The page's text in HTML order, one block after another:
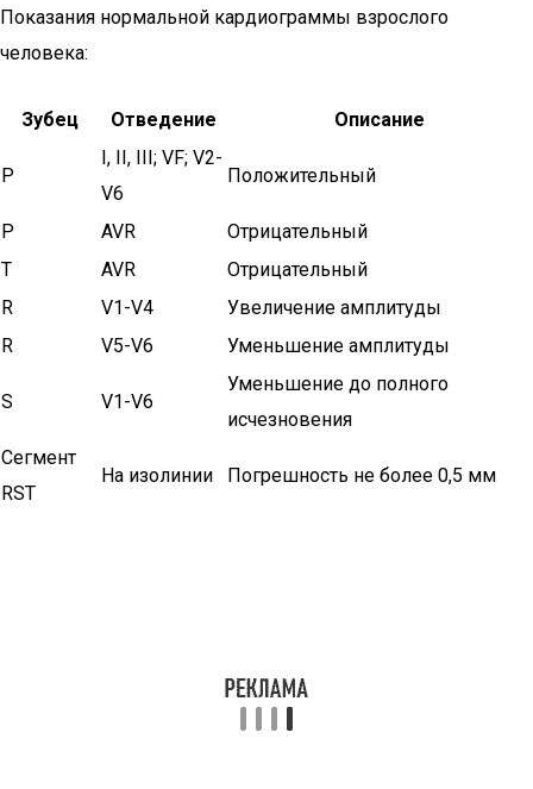
Показания нормальной кардиограммы взрослого
человека:
Зубец Отведение Описание
Р
Ι, ΙΙ, ΙΙΙ; VF; V2-
V6
Положительный
Р AVR
Отрицательный
Т
AVR
Отрицательный
R
V1-V4
Увеличение амплитуды
R
V5-V6 Уменьшение амплитуды
S V1-V6
Уменьшение до полного
исчезновения
Сегмент
RSТ
На изолинии Погрешность не более 0,5 мм